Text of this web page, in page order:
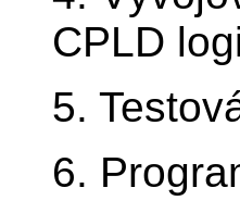
CPLD
5.
6.